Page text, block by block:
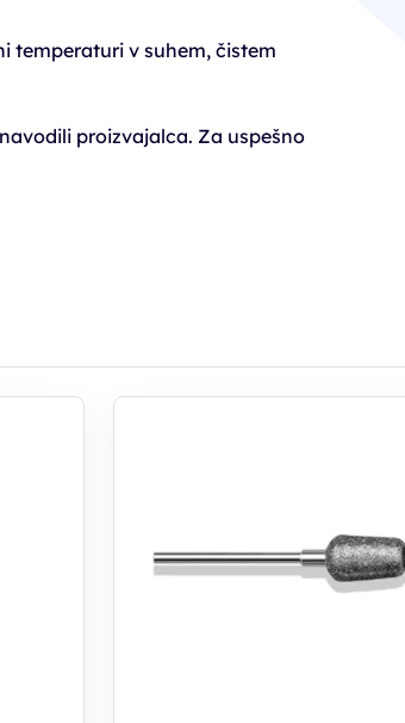
temperaturi v suhem, čistem
proizvajalca. Za uspešno